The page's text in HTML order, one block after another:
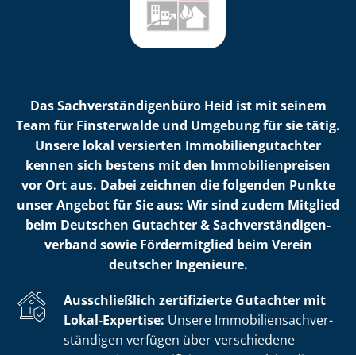
Das Sach­ver­stän­di­gen­bü­ro Heid ist mit seinem
Team für Finsterwalde und Umgebung für sie tätig.
Unsere lokal versierten Im­mo­bi­li­en­gut­ach­ter
kennen sich bestens mit den Im­mo­bi­li­en­prei­sen
vor Ort aus. Dabei zeichnen die folgenden Punkte
unser Angebot für Sie aus: Wir sind zudem Mitglied
beim Deutschen Gutachter & Sach­ver­stän­di­gen­
ver­band sowie Fördermitglied beim Verein
deutscher Ingenieure.
Ausschließlich zertifizierte Gutachter mit
Lokal-Expertise: Unsere Im­mo­bi­li­en­sach­ver­
stän­di­gen verfügen über verschiedene